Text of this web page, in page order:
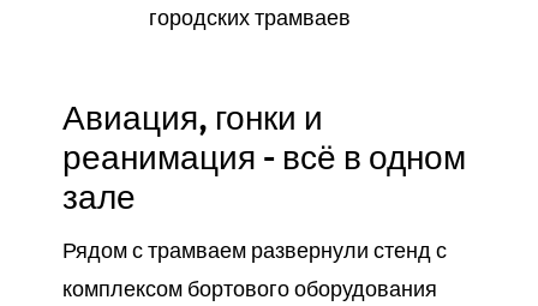
городских трамваев
Авиация, гонки и
реанимация - всё в одном
зале
Рядом с трамваем развернули стенд с
комплексом бортового оборудования